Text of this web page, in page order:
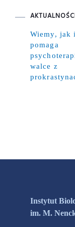
Wiemy, jak
pomaga
walce z
Instytut
im. M.